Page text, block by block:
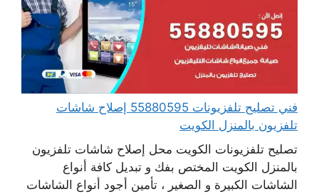
فني تصليح تلفزيونات 55880595 إصلاح شاشات
تلفزيون بالمنزل الكويت
تصليح تلفزيونات الكويت محل إصلاح شاشات تلفزيون
بالمنزل الكويت المختص بفك و تبديل كافة أنواع
الشاشات الكبيرة و الصغير ، تأمين أجود أنواع الشاشات